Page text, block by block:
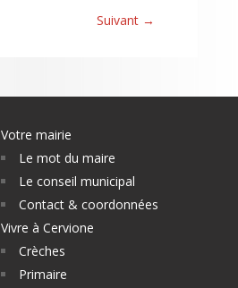
Suivant →
Votre mairie
Le mot du maire
Le conseil municipal
Contact & coordonnées
Vivre à Cervione
Crèches
Primaire